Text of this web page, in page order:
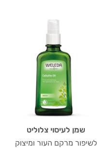
שמן לעיסוי צלוליט
לשיפור מרקם העור ומיצוק